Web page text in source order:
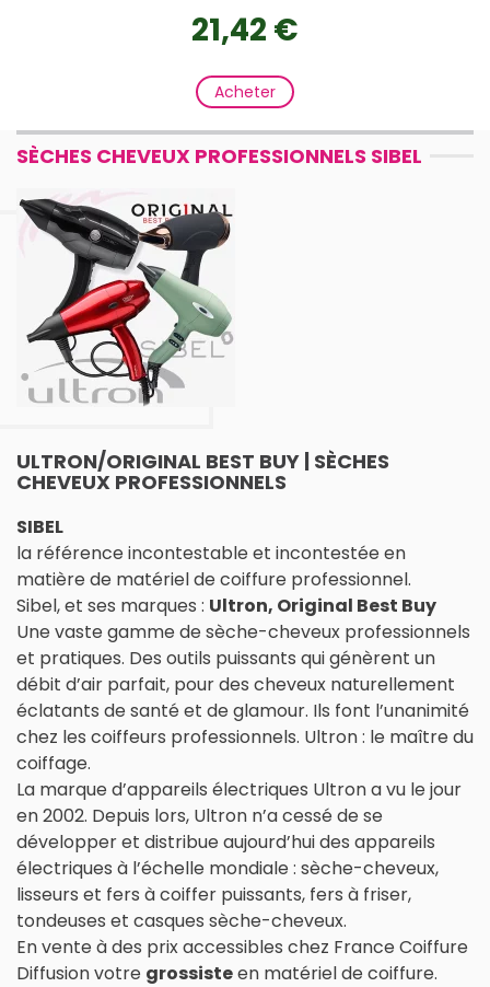
21,42 €
Acheter
SÈCHES CHEVEUX PROFESSIONNELS SIBEL
ULTRON/ORIGINAL BEST BUY | SÈCHES
CHEVEUX PROFESSIONNELS
SIBEL
la référence incontestable et incontestée en
matière de matériel de coiffure professionnel.
Sibel, et ses marques : Ultron, Original Best Buy
Une vaste gamme de sèche-cheveux professionnels
et pratiques. Des outils puissants qui génèrent un
débit d’air parfait, pour des cheveux naturellement
éclatants de santé et de glamour. Ils font l’unanimité
chez les coiffeurs professionnels. Ultron : le maître du
coiffage.
La marque d’appareils électriques Ultron a vu le jour
en 2002. Depuis lors, Ultron n’a cessé de se
développer et distribue aujourd’hui des appareils
électriques à l’échelle mondiale : sèche-cheveux,
lisseurs et fers à coiffer puissants, fers à friser,
tondeuses et casques sèche-cheveux.
En vente à des prix accessibles chez France Coiffure
Diffusion votre grossisteen matériel de coiffure.